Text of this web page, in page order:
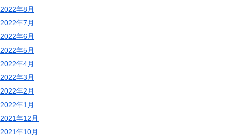
2022年8月
2022年7月
2022年6月
2022年5月
2022年4月
2022年3月
2022年2月
2022年1月
2021年12月
2021年10月